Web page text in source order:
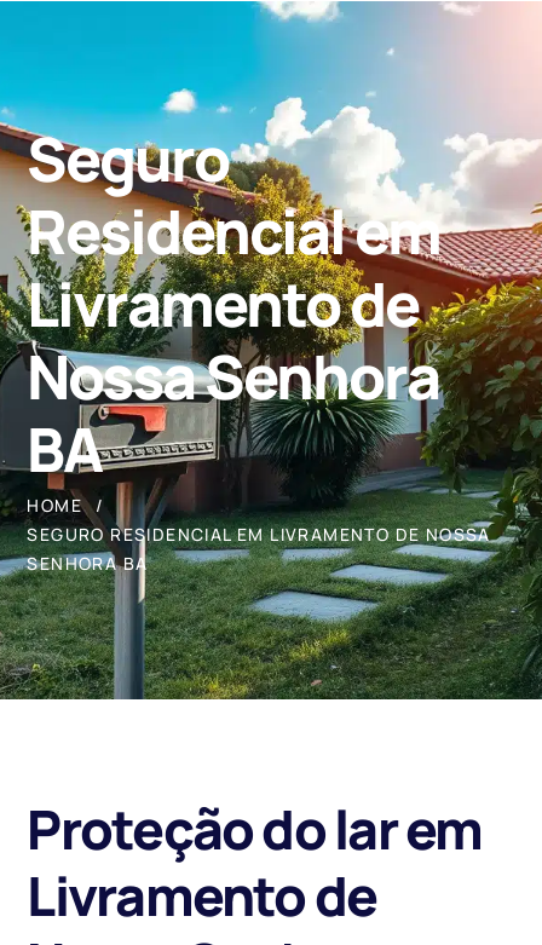
Seguro
Residencial em
Livramento de
Nossa Senhora
BA
HOME
SEGURO RESIDENCIAL EM LIVRAMENTO DE NOSSA
SENHORA BA
Proteção do lar em
Livramento de